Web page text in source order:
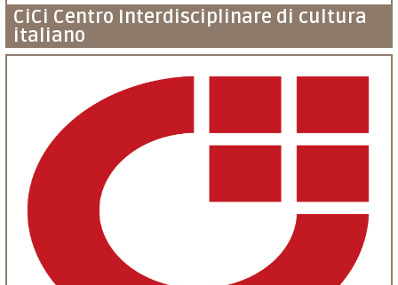
CiCi Centro Interdisciplinare di cultura
italiano